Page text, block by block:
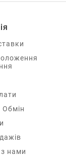
Обмін
нами